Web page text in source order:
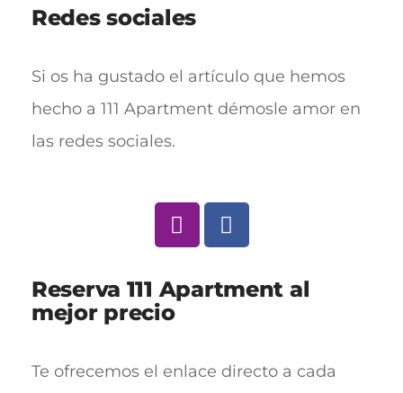
Redes sociales
Si os ha gustado el artículo que hemos
hecho a 111 Apartment démosle amor en
las redes sociales.
Reserva 111 Apartment al
mejor precio
Te ofrecemos el enlace directo a cada